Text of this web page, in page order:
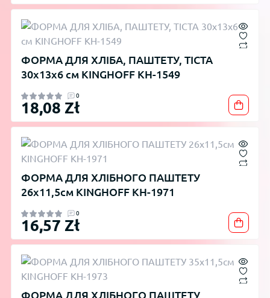
ФОРМА ДЛЯ ХЛІБА, ПАШТЕТУ, ТІСТА
30x13x6 см KINGHOFF KH-1549
0
18,08 Zł
ФОРМА ДЛЯ ХЛІБНОГО ПАШТЕТУ
26х11,5см KINGHOFF KH-1971
0
16,57 Zł
ФОРМА ДЛЯ ХЛІБНОГО ПАШТЕТУ